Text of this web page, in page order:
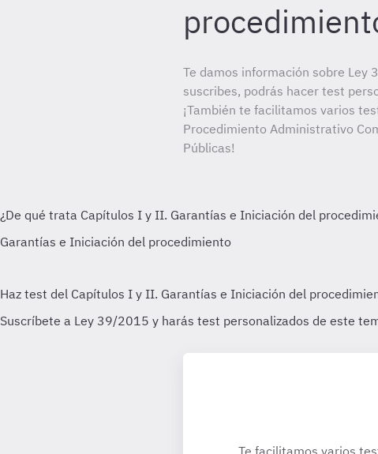
Te damos información sobre Ley
suscribes, podrás hacer test
¡También te facilitamos varios
Procedimiento Administrativo
Públicas!
Te facilitamos varios